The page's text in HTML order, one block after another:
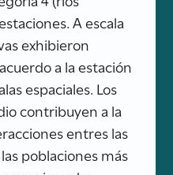
A escala
exhibieron
a la estación
espaciales. Los
contribuyen a la
entres las
poblaciones más